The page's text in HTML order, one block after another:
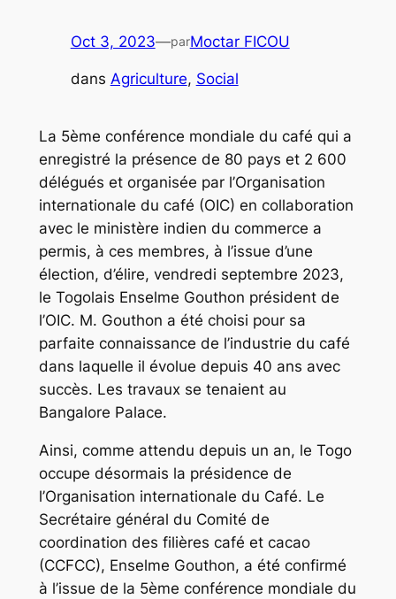
Oct 3, 2023—parMoctar FICOU
dans Agriculture, Social
La 5ème conférence mondiale du café qui a
enregistré la présence de 80 pays et 2 600
délégués et organisée par l’Organisation
internationale du café (OIC) en collaboration
avec le ministère indien du commerce a
permis, à ces membres, à l’issue d’une
élection, d’élire, vendredi septembre 2023,
le Togolais Enselme Gouthon président de
l’OIC. M. Gouthon a été choisi pour sa
parfaite connaissance de l’industrie du café
dans laquelle il évolue depuis 40 ans avec
succès. Les travaux se tenaient au
Bangalore Palace.
Ainsi, comme attendu depuis un an, le Togo
occupe désormais la présidence de
l’Organisation internationale du Café. Le
Secrétaire général du Comité de
coordination des filières café et cacao
(CCFCC), Enselme Gouthon, a été confirmé
à l’issue de la 5ème conférence mondiale du